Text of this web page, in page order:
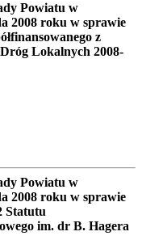
Powiatu w
2008 roku w sprawie
z
Lokalnych 2008-
Powiatu w
2008 roku w sprawie
Statutu
im. dr B. Hagera